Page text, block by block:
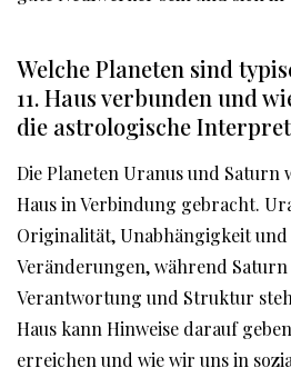
Welche Planeten sind
11. Haus verbunden und
die astrologische
Die Planeten Uranus und Saturn
Haus in Verbindung gebracht.
Originalität, Unabhängigkeit
Veränderungen, während
Verantwortung und Struktur
Haus kann Hinweise darauf
erreichen und wie wir uns in